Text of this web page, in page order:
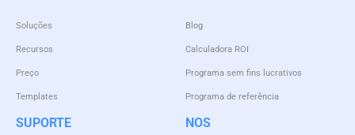
Soluções
Recursos
Preço
Templates
Blog
Calculadora ROI
Programa sem fins lucrativos
Programa de referência
SUPORTE NOS